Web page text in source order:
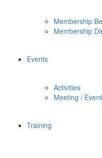
Membership
Membership
Events
Activities
Meeting /
Training